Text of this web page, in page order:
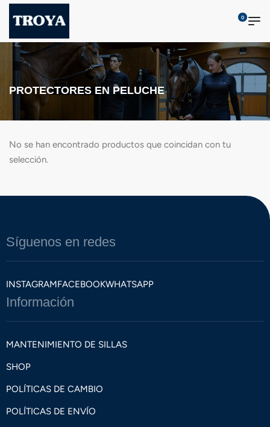
0
PROTECTORES EN PELUCHE
No se han encontrado productos que coincidan con tu
selección.
Síguenos en redes
INSTAGRAMFACEBOOKWHATSAPP
Información
MANTENIMIENTO DE SILLAS
SHOP
POLÍTICAS DE CAMBIO
POLÍTICAS DE ENVÍO